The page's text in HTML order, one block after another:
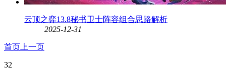
云顶之弈13.8秘书卫士阵容组合思路解析
2025-12-31
首页 上一页
32